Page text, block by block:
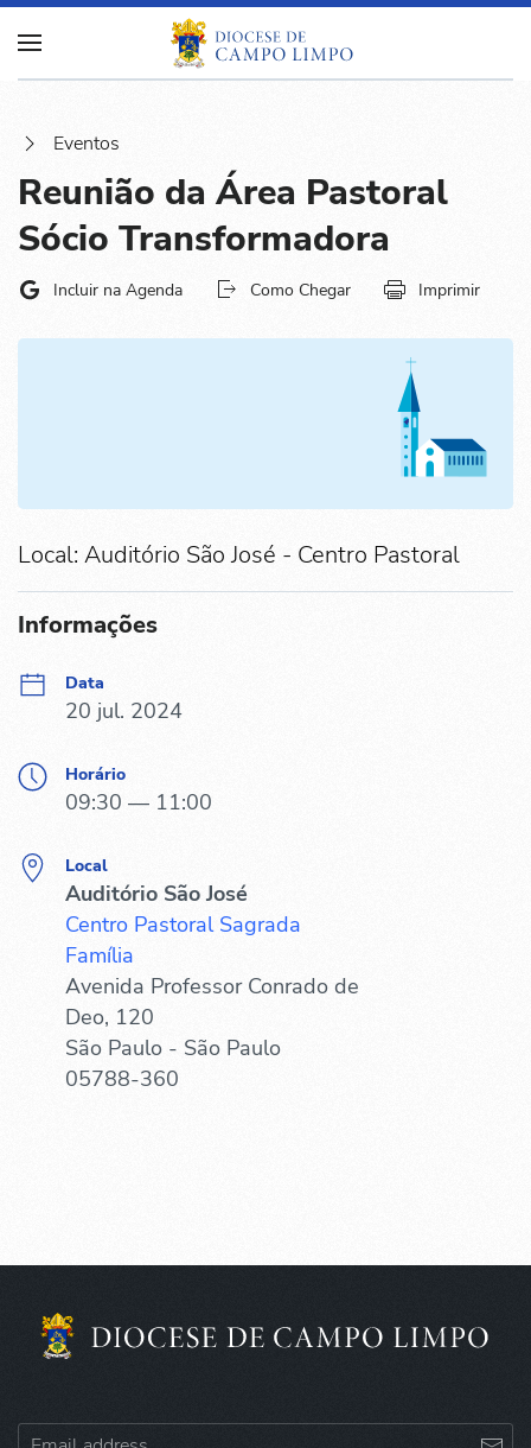
Eventos
Reunião da Área Pastoral
Sócio Transformadora
Incluir na Agenda Como Chegar Imprimir
Local: Auditório São José - Centro Pastoral
Informações
Data
20 jul. 2024
Horário
09:30 — 11:00
Local
Auditório São José
Centro Pastoral Sagrada
Família
Avenida Professor Conrado de
Deo, 120
São Paulo - São Paulo
05788-360